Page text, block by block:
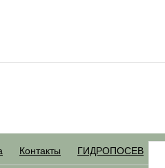
Контакты ГИДРОПОСЕВ